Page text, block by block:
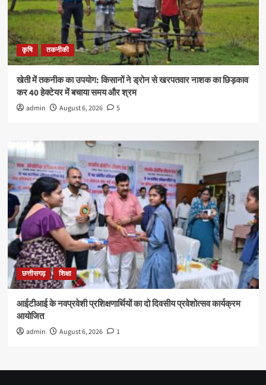
कृषि तकनीकी
खेती में तकनीक का उपयोग: किसानों ने ड्रोन से खरपतवार नाशक का छिड़काव
कर 40 हेक्टेयर में बचाया समय और श्रम
admin August 6, 2026 5
छत्तीसगढ़ शिक्षा
आईटीआई के नवप्रवेशी प्रशिक्षणार्थियों का दो दिवसीय प्रवेशोत्सव कार्यक्रम
आयोजित
admin August 6, 2026 1